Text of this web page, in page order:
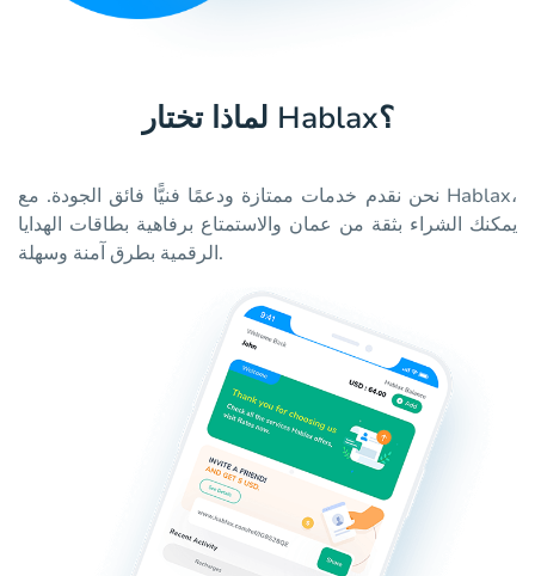
لماذا تختار Hablax؟
نحن نقدم خدمات ممتازة ودعمًا فنيًّا فائق الجودة. مع Hablax،
يمكنك الشراء بثقة من عمان والاستمتاع برفاهية بطاقات الهدايا
الرقمية بطرق آمنة وسهلة.